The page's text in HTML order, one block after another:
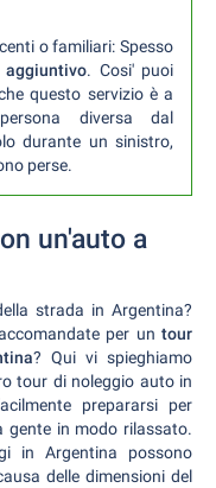
o familiari: Spesso
aggiuntivo. Cosi' puoi
questo servizio è a
diversa dal
durante un sinistro,
perse.
un'auto a
strada in Argentina?
per un tour
? Qui vi spieghiamo
tour di noleggio auto in
prepararsi per
gente in modo rilassato.
in Argentina possono
delle dimensioni del